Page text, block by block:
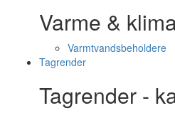
Varme &
Varmtvandsbeholdere
Tagrender
Tagrender -